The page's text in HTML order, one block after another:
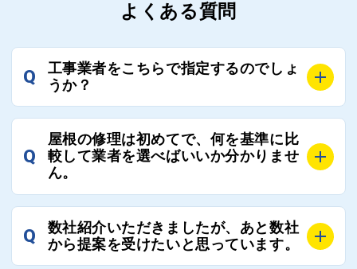
よくある質問
Q
工事業者をこちらで指定するのでしょ
うか？
お客様のご要望をお聞きし、条件に合った工事業者を
最大3社まで選定し、ご紹介いたします。
そのため、お客様に比較する業者を選定いただく必要
Q
屋根の修理は初めてで、何を基準に比
較して業者を選べばいいか分かりませ
ん。
選定基準はお客様によって異なりますが、価格はもち
ろんのこと、実績面や保証面、担当者の人柄や社歴、
近さやアフターフォローの充実度などを各社で比較
Q
数社紹介いただきましたが、あと数社
から提案を受けたいと思っています。